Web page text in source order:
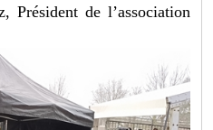
Président de l’association